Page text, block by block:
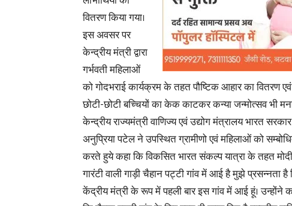
वितरण किया गया।
इस अवसर पर
केन्द्रीय मंत्री द्वारा
गर्भवती महिलाओं
को गोदभराई कार्यक्रम के तहत पौष्टिक आहार का
छोटी-छोटी बच्चियों का केक काटकर कन्या जन्मोत्सव भी
केन्द्रीय राज्यमंत्री वाणिज्य एवं उद्योग मंत्रालय भारत सरकार
अनुप्रिया पटेल ने उपस्थित ग्रामीणो एवं महिलाओं को
करते हुये कहा कि विकसित भारत संकल्प यात्रा के तहत
गारंटी वाली गाड़ी चैहान पट्टी गांव में आई है मुझे प्रसन्नता है
केंद्रीय मंत्री के रूप में पहली बार इस गांव में आई हूं। उन्होंने